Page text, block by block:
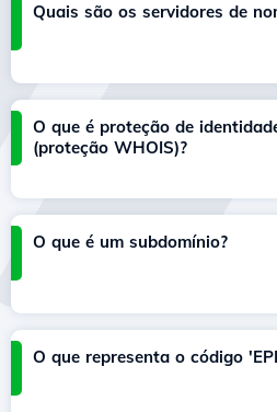
Quais são os servidores de
O que é proteção de
(proteção WHOIS)?
O que é um subdomínio?
O que representa o código